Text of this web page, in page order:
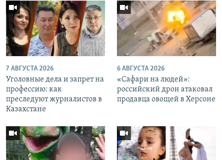
7 АВГУСТА 2026
Уголовные дела и запрет на
профессию: как
преследуют журналистов в
Казахстане
6 АВГУСТА 2026
«Cафари на людей»:
российский дрон атаковал
продавца овощей в Херсоне